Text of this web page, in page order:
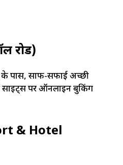
रोड)
के पास, साफ-सफाई अच्छी
पर ऑनलाइन बुकिंग
& Hotel